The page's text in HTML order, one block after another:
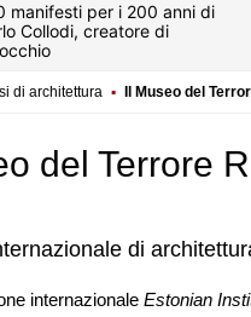
manifesti per i 200 anni di
Collodi, creatore di
di architettura ▪ Il Museo del
del Terrore
di
internazionale Estonian
EVENTI